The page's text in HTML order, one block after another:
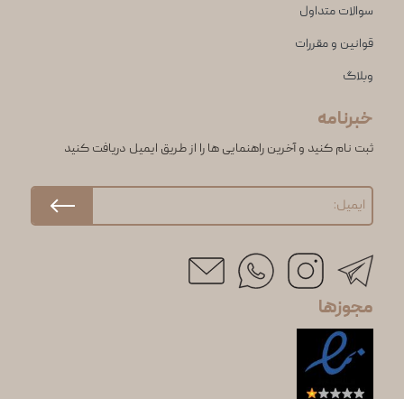
سوالات متداول
قوانین و مقررات
وبلاگ
خبرنامه
ثبت نام کنید و آخرین راهنمایی ها را از طریق ایمیل دریافت کنید
مجوزها